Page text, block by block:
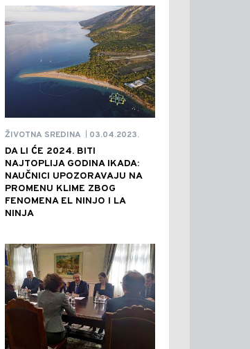
ŽIVOTNA SREDINA 03.04.2023.
DA LI ĆE 2024. BITI
NAJTOPLIJA GODINA IKADA:
NAUČNICI UPOZORAVAJU NA
PROMENU KLIME ZBOG
FENOMENA EL NINJO I LA
NINJA